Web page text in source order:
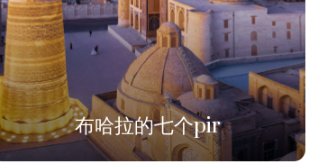
列比哈乌兹建筑群